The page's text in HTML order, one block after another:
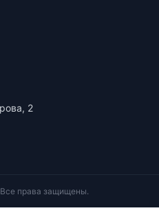
2
права защищены.